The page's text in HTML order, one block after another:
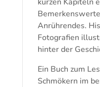
Anrührendes.
Fotografien
hinter der
Ein Buch zum
Schmökern im